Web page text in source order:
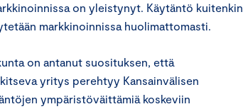
on yleistynyt. Käytäntö kuitenkin
markkinoinnissa huolimattomasti.
on antanut suosituksen, että
yritys perehtyy Kansainvälisen
ympäristöväittämiä koskeviin